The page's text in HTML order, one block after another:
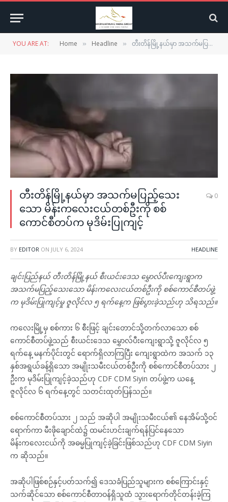
YOU ARE AT: Home » Headline » တီးတိန်မြို့နယ်မှာ အသက်မပြည့်သေးသော မိန်းကလေးငယ်တစ်ဦးကို စစ်ကောင်စီတပ်က မုဒိမ်းပြုကျင့်
တီးတိန်မြို့နယ်မှာ အသက်မပြည့်သေး
သော မိန်းကလေးငယ်တစ်ဦးကို စစ်
ကောင်စီတပ်က မုဒိမ်းပြုကျင့်
0
BY EDITOR ON JULY 6, 2024 HEADLINE
ချင်းပြည်နယ် တီးတိန်မြို့နယ် စီးယင်းဒေသ မွှောလ်ပီးကျေးရွာက
အသက်မပြည့်သေးသော မိန်းကလေးငယ်တစ်ဦးကို စစ်ကောင်စီတပ်ဖွဲ့
က မုဒိမ်းပြုကျင့်မှု ဇူလိုင်လ ၅ ရက်နေ့က ဖြစ်ပွားခဲ့သည်ဟု သိရသည်။
ကလေးမြို့မှ စစ်ကား ၆ စီးဖြင့် ချင်းတောင်သို့တက်လာသော စစ်
ကောင်စီတပ်ဖွဲ့သည် စီးယင်းဒေသ မွှောလ်ပီးကျေးရွာသို့ ဇူလိုင်လ ၅
ရက်နေ့ မနက်ပိုင်းတွင် ရောက်ရှိလာကြပြီး ကျေးရွာထဲက အသက် ၁၃
နှစ်အရွယ်ခန့်ရှိသော အမျိုးသမီးငယ်တစ်ဦးကို စစ်ကောင်စီတပ်သား ၂
ဦးက မုဒိမ်းပြုကျင့်ခဲ့သည်ဟု CDF CDM Siyin တပ်ဖွဲ့က ယနေ့
ဇူလိုင်လ ၆ ရက်နေ့တွင် သတင်းထုတ်ပြန်သည်။
စစ်ကောင်စီတပ်သား ၂ သည် အဆိုပါ အမျိုးသမီးငယ်၏ နေအိမ်သို့ဝင်
ရောက်ကာ မီးဖိုချောင်ထဲ၌ ထမင်းဟင်းချက်ရန်ပြင်နေသော
မိန်းကလေးငယ်ကို အဓမ္မပြုကျင့်ခဲ့ခြင်းဖြစ်သည်ဟု CDF CDM Siyin
က ဆိုသည်။
အဆိုပါဖြစ်စဉ်နှင့်ပတ်သက်၍ ဒေသခံပြည်သူများက စစ်ကြောင်းနှင့်
သက်ဆိုင်သော စစ်ကောင်စီတာဝန်ရှိသူထံ သွားရောက်တိုင်တန်းခဲ့ကြ